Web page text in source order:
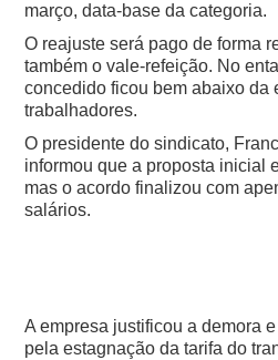
março, data-base da categoria.
O reajuste será pago de forma
também o vale-refeição. No
concedido ficou bem abaixo da
trabalhadores.
O presidente do sindicato,
informou que a proposta inicial
mas o acordo finalizou com
salários.
A empresa justificou a demora
pela estagnação da tarifa do